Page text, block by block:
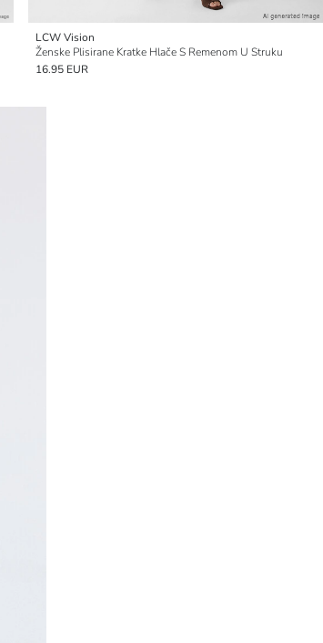
LCW Vision
Ženske Plisirane Kratke Hlače S Remenom U Struku
16.95 EUR